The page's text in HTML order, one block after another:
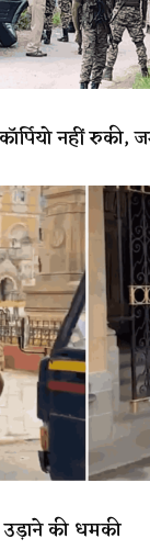
नहीं रुकी,
की धमकी